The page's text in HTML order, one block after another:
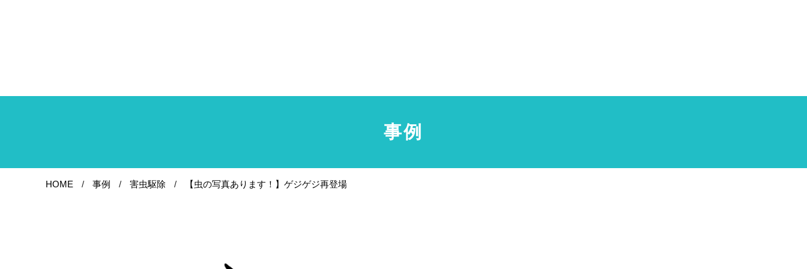
事例
HOME 事例 害虫駆除 【虫の写真あります！】ゲジゲジ再登場